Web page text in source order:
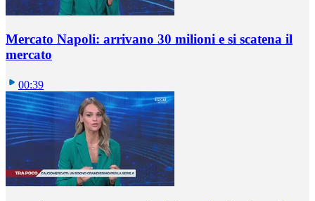
Mercato Napoli: arrivano 30 milioni e si scatena il
mercato
00:39